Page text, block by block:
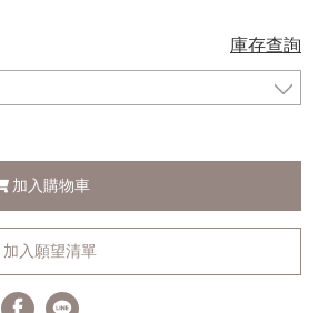
庫存查詢
加入購物車
加入願望清單